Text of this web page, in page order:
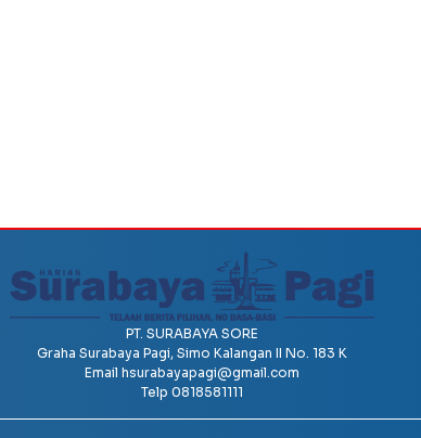
PT. SURABAYA SORE
Graha Surabaya Pagi, Simo Kalangan II No. 183 K
Email hsurabayapagi@gmail.com
Telp 0818581111